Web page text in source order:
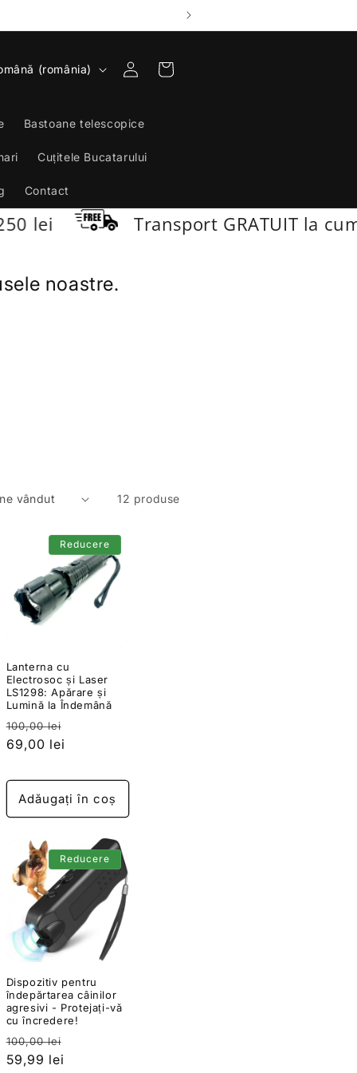
Bastoane telescopice
Cuțitele Bucatarului
Contact
(românia)
Conectați-
Coș
lei Transport GRATUIT la
noastre.
12 produse
Reducere
Lanterna cu
Electrosoc și Laser
LS1298: Apărare și
Lumină la Îndemână
Preț
obișnuit
100,00 lei
69,00 lei
Adăugați în coș
Reducere
Dispozitiv pentru
îndepărtarea câinilor
agresivi - Protejați-vă
cu încredere!
Preț
obișnuit
100,00 lei
59,99 lei